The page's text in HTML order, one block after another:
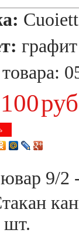
графит
руб
9/2
шт.